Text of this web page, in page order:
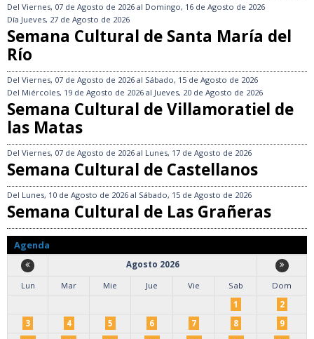
Del Viernes, 07 de Agosto de 2026 al Domingo, 16 de Agosto de 2026
Día Jueves, 27 de Agosto de 2026
Semana Cultural de Santa María del
Río
Del Viernes, 07 de Agosto de 2026 al Sábado, 15 de Agosto de 2026
Del Miércoles, 19 de Agosto de 2026 al Jueves, 20 de Agosto de 2026
Semana Cultural de Villamoratiel de
las Matas
Del Viernes, 07 de Agosto de 2026 al Lunes, 17 de Agosto de 2026
Semana Cultural de Castellanos
Del Lunes, 10 de Agosto de 2026 al Sábado, 15 de Agosto de 2026
Semana Cultural de Las Grañeras
Agenda
Agosto 2026
Lun
Mar Mie Jue Vie Sab
Dom
1
2
3
4 5 6 7 8
9